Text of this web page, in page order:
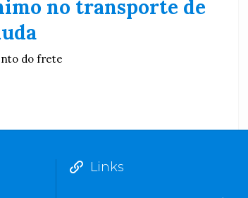
no transporte de
do frete
Links